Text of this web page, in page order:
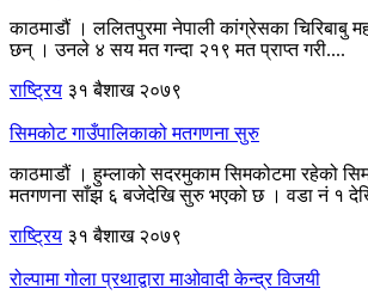
काठमाडौं । ललितपुरमा नेपाली कांग्रेसका चिरिबाबु
छन् । उनले ४ सय मत गन्दा २१९ मत प्राप्त गरी....
राष्ट्रिय ३१ बैशाख २०७९
सिमकोट गाउँपालिकाको मतगणना सुरु
काठमाडौं । हुम्लाको सदरमुकाम सिमकोटमा रहेको
मतगणना साँझ ६ बजेदेखि सुरु भएको छ । वडा नं १
राष्ट्रिय ३१ बैशाख २०७९
रोल्पामा गोला प्रथाद्वारा माओवादी केन्द्र विजयी